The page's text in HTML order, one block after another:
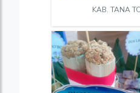
KAB. TANA